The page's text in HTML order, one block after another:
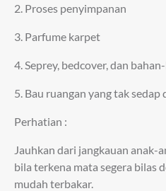
2. Proses penyimpanan
3. Parfume karpet
4. Seprey, bedcover, dan
5. Bau ruangan yang tak sedap
Perhatian :
Jauhkan dari jangkauan anak-
bila terkena mata segera bilas
mudah terbakar.